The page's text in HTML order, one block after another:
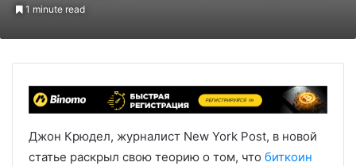
1 minute read
Джон Крюдел, журналист New York Post, в новой
статье раскрыл свою теорию о том, что биткоин